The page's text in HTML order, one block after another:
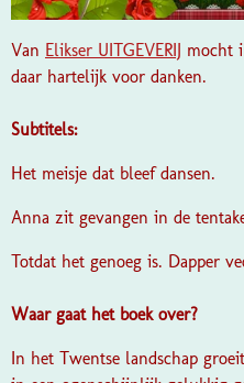
Van Elikser UITGEVERIJ mocht
daar hartelijk voor danken.
Subtitels:
Het meisje dat bleef dansen.
Anna zit gevangen in de
Totdat het genoeg is. Dapper
Waar gaat het boek over?
In het Twentse landschap